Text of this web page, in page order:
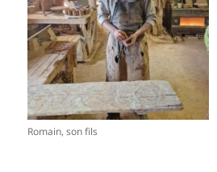
Romain, son fils